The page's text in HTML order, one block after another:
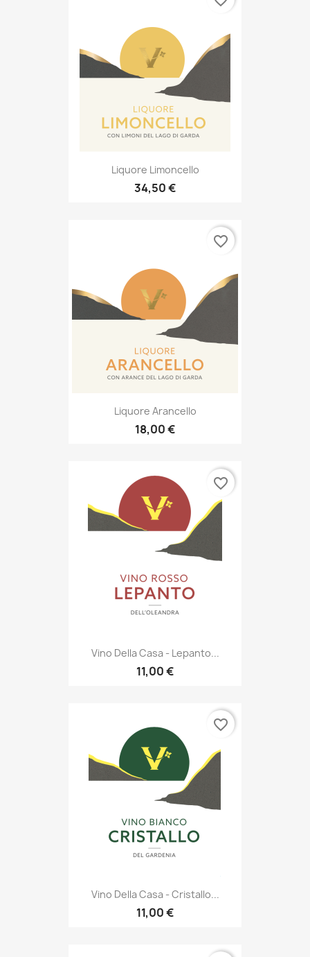
Liquore Limoncello
34,50 €
Liquore Arancello
18,00 €
favorite_border
Vino Della Casa - Lepanto...
11,00 €
favorite_border
Vino Della Casa - Cristallo...
11,00 €
favorite_border